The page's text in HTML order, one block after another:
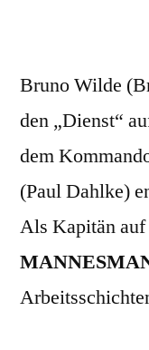
Bruno Wilde
den „Dienst“
dem
(Paul Dahlke)
Als Kapitän auf